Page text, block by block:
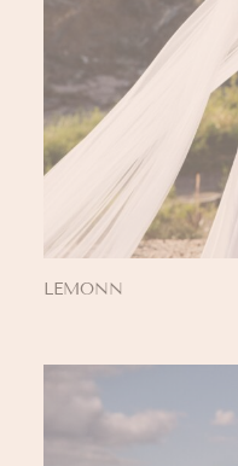
LEMONN